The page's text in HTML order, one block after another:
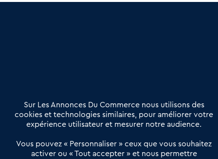
Offres Pro
Actualités
Qui sommes nous ?
Derniers articles
Sur Les Annonces Du Commerce nous utilisons des
cookies et technologies similaires, pour améliorer votre
expérience utilisateur et mesurer notre audience.
Vous pouvez « Personnaliser » ceux que vous souhaitez
activer ou « Tout accepter » et nous permettre